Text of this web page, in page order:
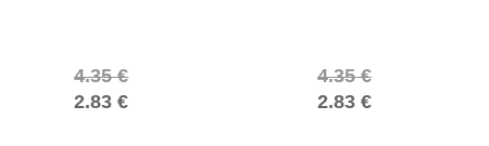
2.83€
4.35€
2.83€
4.35€